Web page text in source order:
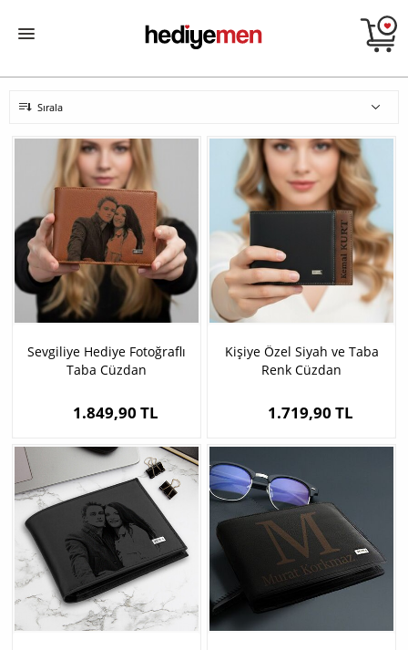
Sırala
Sevgiliye Hediye Fotoğraflı
Taba Cüzdan
1.849,90 TL
Kişiye Özel Siyah ve Taba
Renk Cüzdan
1.719,90 TL